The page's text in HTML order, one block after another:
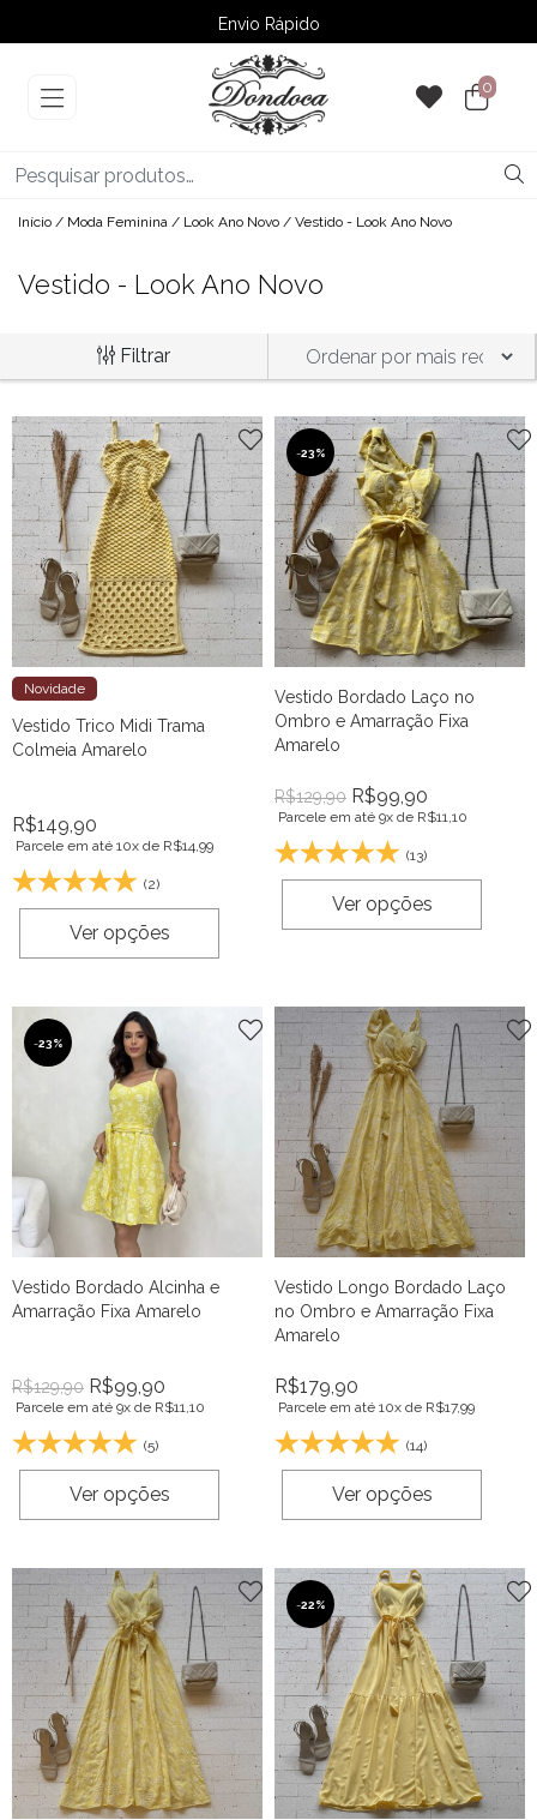
Envio Rápido
➚ Ofertas– Até 60% OFF
0
Início / Moda Feminina / Look Ano Novo / Vestido - Look Ano Novo
Vestido - Look Ano Novo
Filtrar
Novidade
Vestido Trico Midi Trama
Colmeia Amarelo
R$149,90
Parcele em até 10x de R$14,99
(2)
Ver opções
-23%
Vestido Bordado Laço no
Ombro e Amarração Fixa
Amarelo
R$129,90 R$99,90
Parcele em até 9x de R$11,10
(13)
Ver opções
-23%
Vestido Bordado Alcinha e
Amarração Fixa Amarelo
R$129,90 R$99,90
Parcele em até 9x de R$11,10
(5)
Ver opções
Vestido Longo Bordado Laço
no Ombro e Amarração Fixa
Amarelo
R$179,90
Parcele em até 10x de R$17,99
(14)
Ver opções
-22%